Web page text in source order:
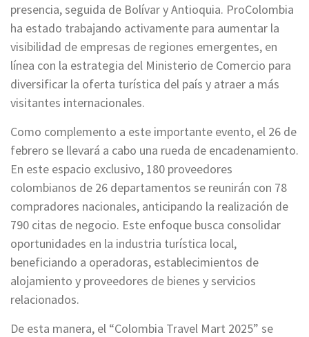
presencia, seguida de Bolívar y Antioquia. ProColombia
ha estado trabajando activamente para aumentar la
visibilidad de empresas de regiones emergentes, en
línea con la estrategia del Ministerio de Comercio para
diversificar la oferta turística del país y atraer a más
visitantes internacionales.
Como complemento a este importante evento, el 26 de
febrero se llevará a cabo una rueda de encadenamiento.
En este espacio exclusivo, 180 proveedores
colombianos de 26 departamentos se reunirán con 78
compradores nacionales, anticipando la realización de
790 citas de negocio. Este enfoque busca consolidar
oportunidades en la industria turística local,
beneficiando a operadoras, establecimientos de
alojamiento y proveedores de bienes y servicios
relacionados.
De esta manera, el “Colombia Travel Mart 2025” se